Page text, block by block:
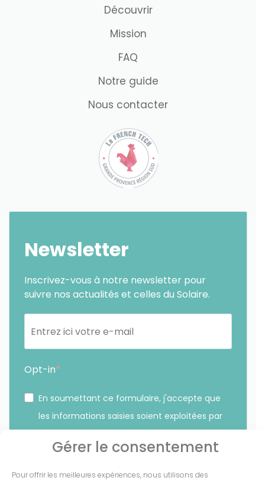
Gérer le consentement
Pour offrir les meilleures expériences, nous utilisons des
Découvrir
Mission
FAQ
Notre guide
Nous contacter
Newsletter
Inscrivez-vous à notre newsletter pour
suivre nos actualités et celles du Solaire.
Opt-in
En soumettant ce formulaire, j'accepte que
les informations saisies soient exploitées par
sur le lien présent dans nos emails.